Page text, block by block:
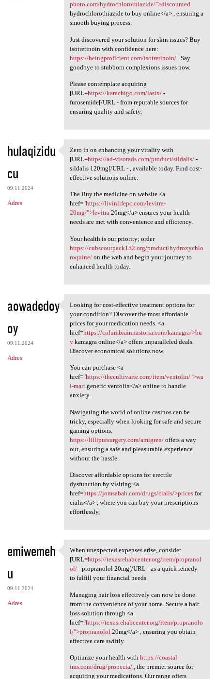
photo.com/hydrochlorothiazide/">discounted
hydrochlorothiazide to buy online</a> , ensuring a
smooth buying process.
Just discovered your solution for skin issues? Buy
isotretinoin with confidence here:
https://beingproficient.com/isotretinoin/. Say
goodbye to stubborn complexions issues now.
Please contemplate acquiring
[URL=https://karachigo.com/lasix/-
furosemide[/URL - from reputable sources for
ensuring quality and safety.
hulaqizidu
cu
09.11.2024
Adres
Zero in on enhancing your
Zero in on enhancing your vitality with
[URL=https://ad-visorads.com/product/sildalis/-
sildalis 120mg[/URL - , available today. Find cost-
effective solutions online.
The Buy the medicine on website <a
href="https://livinlifepc.com/levitra-
20mg/">levitra20mg</a> ensures your health
needs are met with convenience and efficiency.
Your health is our priority; order
https://cubscoutpack152.org/product/hydroxychlo
roquine/on the web and begin your journey to
enhanced health today.
aowadedoy
oy
09.11.2024
Adres
Looking for cost-effective
Looking for cost-effective treatment options for
your condition? Discover the most affordable
prices for your medication needs. <a
href=https://columbiainnastoria.com/kamagra/>bu
ykamagra online</a> offers unparalleled deals.
Discover economical solutions now.
You can purchase <a
href="https://thecultivarte.com/item/ventolin/">wa
l-martgeneric ventolin</a> online to handle
anxiety.
Navigating the world of online casinos can be
tricky, especially when looking for safe and secure
gaming options.
https://lilliputsurgery.com/amigren/offers a way
out, ensuring a safe and pleasurable experience
without the hassle.
Discover affordable options for erectile
dysfunction by visiting <a
href=https://jomsabah.com/drugs/cialis/>pricesfor
cialis</a> , where you can buy your prescriptions
effortlessly.
emiwemeh
u
09.11.2024
Adres
When unexpected expenses
When unexpected expenses arise, consider
[URL=https://texasrehabcenter.org/item/propranol
ol/- propranolol 20mg[/URL - as a quick remedy
to fulfill your financial needs.
Managing hair loss effectively can now be done
from the convenience of your home. Secure a hair
loss solution through <a
href="https://texasrehabcenter.org/item/propranolo
l/">propranolol 20mg</a> , ensuring you obtain
effective care swiftly.
Optimize your health with https://coastal-
ims.com/drug/propecia/, the premier source for
acquiring your medications. Our range offers